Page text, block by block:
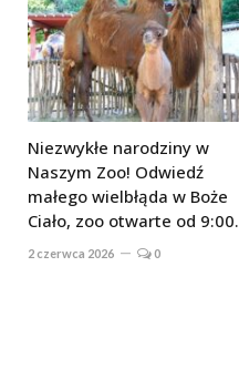
Niezwykłe narodziny w
Naszym Zoo! Odwiedź
małego wielbłąda w Boże
Ciało, zoo otwarte od 9:00.
2 czerwca 2026 0